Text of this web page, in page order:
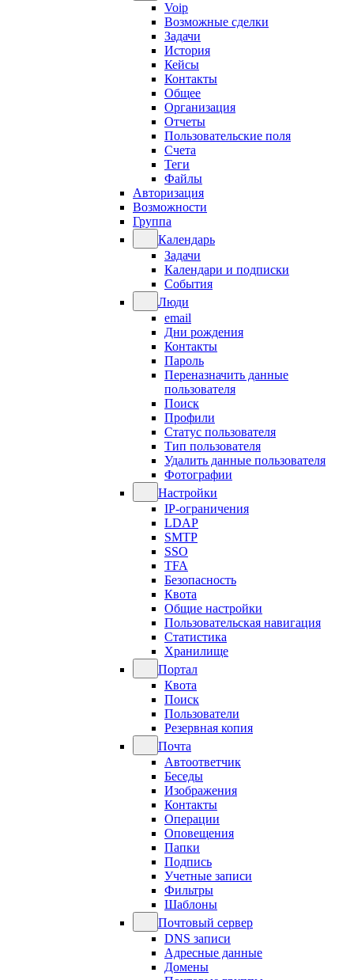
Voip
Возможные сделки
Задачи
История
Кейсы
Контакты
Общее
Организация
Отчеты
Пользовательские поля
Счета
Теги
Файлы
Авторизация
Возможности
Группа
Календарь
Задачи
Календари и подписки
События
Люди
email
Дни рождения
Контакты
Пароль
Переназначить данные
пользователя
Поиск
Профили
Статус пользователя
Тип пользователя
Удалить данные пользователя
Фотографии
Настройки
IP-ограничения
LDAP
SMTP
SSO
TFA
Безопасность
Квота
Общие настройки
Пользовательская навигация
Статистика
Хранилище
Портал
Квота
Поиск
Пользователи
Резервная копия
Почта
Автоответчик
Беседы
Изображения
Контакты
Операции
Оповещения
Папки
Подпись
Учетные записи
Фильтры
Шаблоны
Почтовый сервер
DNS записи
Адресные данные
Домены